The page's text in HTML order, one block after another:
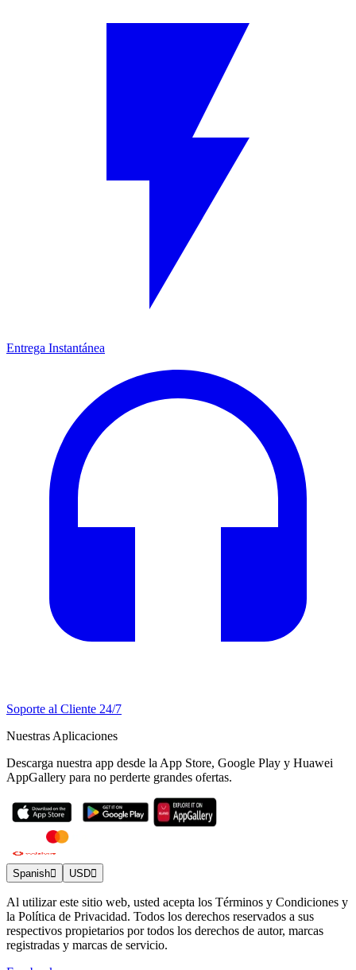
Entrega Instantánea
Soporte al Cliente 24/7
Nuestras Aplicaciones
Descarga nuestra app desde la App Store, Google Play y Huawei
AppGallery para no perderte grandes ofertas.
Spanish USD
Al utilizar este sitio web, usted acepta los Términos y Condiciones y
la Política de Privacidad. Todos los derechos reservados a sus
respectivos propietarios por todos los derechos de autor, marcas
registradas y marcas de servicio.